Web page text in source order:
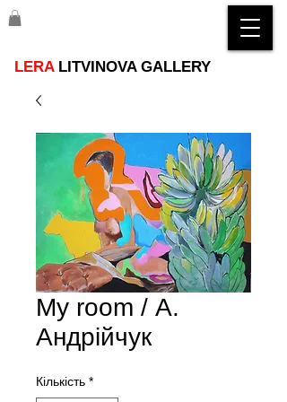
LERA LITVINOVA GALLERY
My room / А.
Андрійчук
Кількість *